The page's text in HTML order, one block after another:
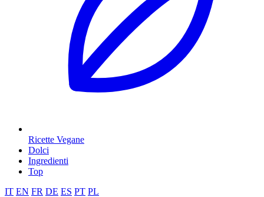
Ricette Vegane
Dolci
Ingredienti
Top
IT EN FR DE ES PT PL